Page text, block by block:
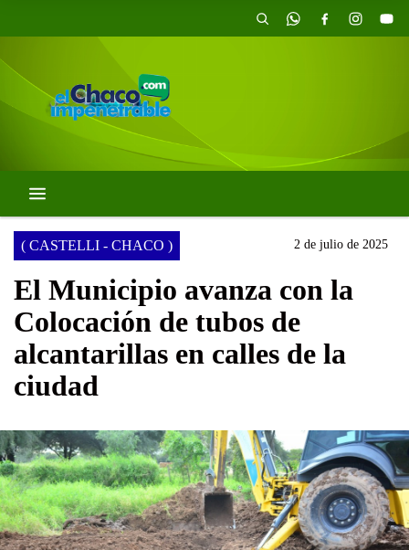
( CASTELLI - CHACO ) 2 de julio de 2025
El Municipio avanza con la
Colocación de tubos de
alcantarillas en calles de la
ciudad